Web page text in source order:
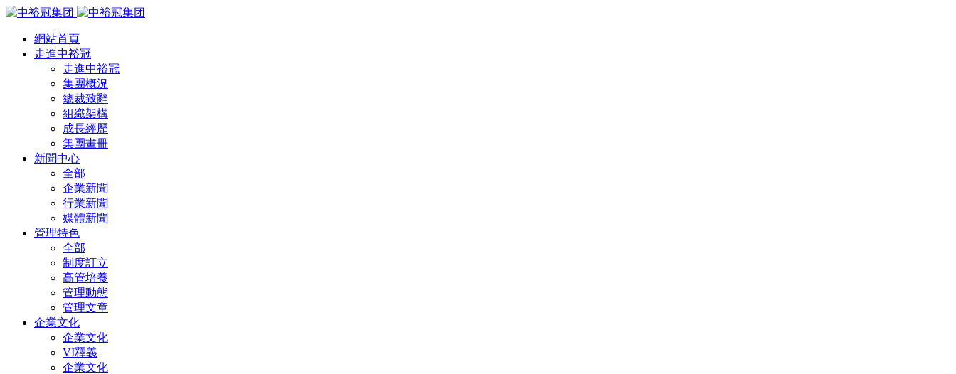
網站首頁
走進中裕冠
走進中裕冠
集團概況
總裁致辭
組織架構
成長經歷
集團畫冊
新聞中心
全部
企業新聞
行業新聞
媒體新聞
管理特色
全部
制度訂立
高管培養
管理動態
管理文章
企業文化
企業文化
VI釋義
企業文化